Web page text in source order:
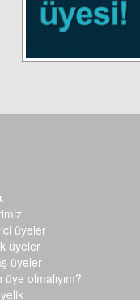
üyeler
üyeler
üyeler
üye olmalıyım?